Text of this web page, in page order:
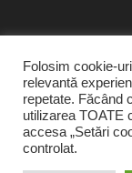
Acasă
Produse si servicii
Folosim cookie-
relevantă
repetate. Făcând
utilizarea TOATE
accesa „Setări
controlat.